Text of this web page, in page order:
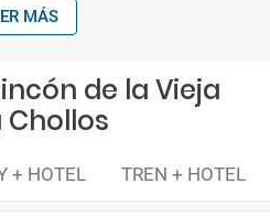
MÁS
de la Vieja
+ HOTEL TREN + HOTEL